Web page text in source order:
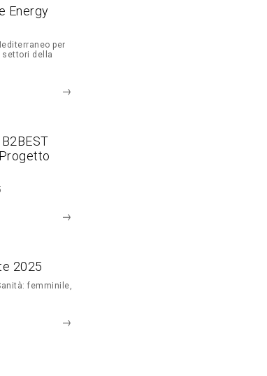
Energy
per
della
2025
femminile,